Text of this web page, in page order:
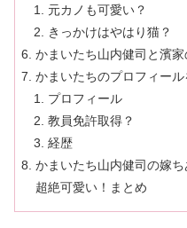
元カノも可愛い？
きっかけはやはり猫？
かまいたち山内健司と濱
かまいたちのプロフィー
プロフィール
教員免許取得？
経歴
かまいたち山内健司の嫁
超絶可愛い！まとめ